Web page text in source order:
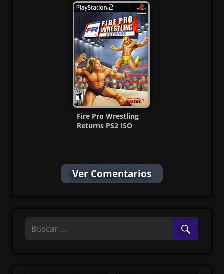
MF
Fire Pro Wrestling
Returns PS2 ISO
Ver Comentarios